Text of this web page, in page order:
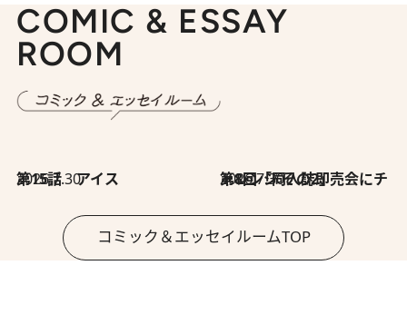
COMIC & ESSAY
ROOM
2026.7.30
第15話 アイス 2026.7.30
第8回「同人誌即売会にチャレンジ その2」
コミック＆エッセイルームTOP